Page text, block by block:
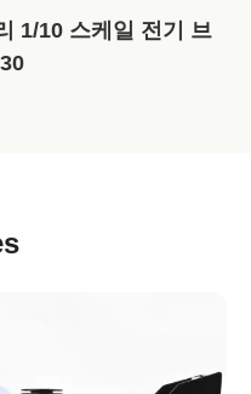
1/10 스케일 전기 브